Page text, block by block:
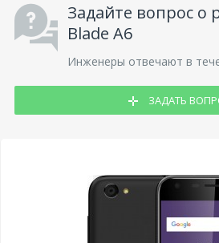
Задайте вопрос о
Blade A6
Инженеры отвечают в
ЗАДАТЬ